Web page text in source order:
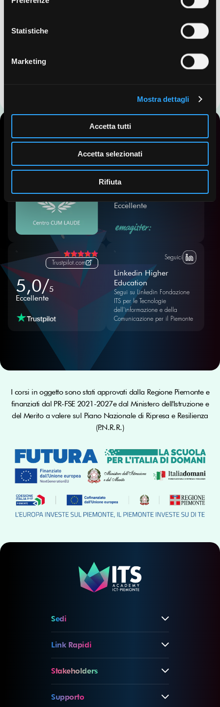
Statistiche
Marketing
Mostra dettagli
Accetta tutti
Accetta selezionati
Rifiuta
Emagister.com
5,0/5
Eccellente
Trustpilot.com
5,0/5
Eccellente
Seguici
Linkedin Higher
Education
Segui su Linkedin Fondazione
ITS per le Tecnologie
dell'informazione e della
Comunicazione per il Piemonte
I corsi in oggetto sono stati approvati dalla Regione Piemonte e
finanziati dal PR-FSE 2021-2027e dal Ministero dell'Istruzione e
del Merito a valere sul Piano Nazionale di Ripresa e Resilienza
(P.N.R.R.)
Sedi
Link Rapidi
Stakeholders
Supporto